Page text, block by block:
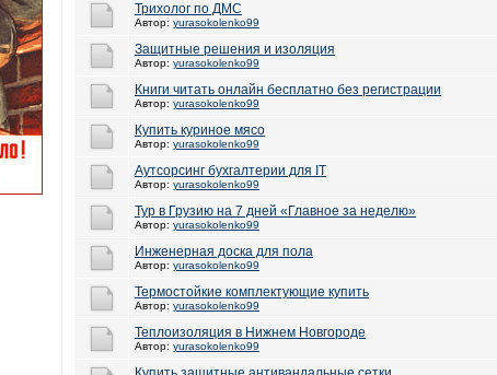
Трихолог по ДМС
Автор: yurasokolenko99
Защитные решения и изоляция
Автор: yurasokolenko99
Книги читать онлайн бесплатно без регистрации
Автор: yurasokolenko99
Купить куриное мясо
Автор: yurasokolenko99
Аутсорсинг бухгалтерии для IT
Автор: yurasokolenko99
Тур в Грузию на 7 дней «Главное за неделю»
Автор: yurasokolenko99
Инженерная доска для пола
Автор: yurasokolenko99
Термостойкие комплектующие купить
Автор: yurasokolenko99
Теплоизоляция в Нижнем Новгороде
Автор: yurasokolenko99